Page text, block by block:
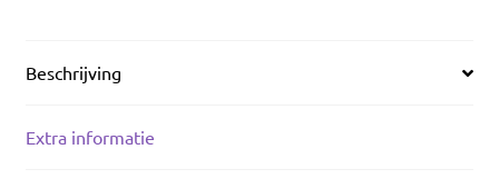
Beschrijving
Extra informatie